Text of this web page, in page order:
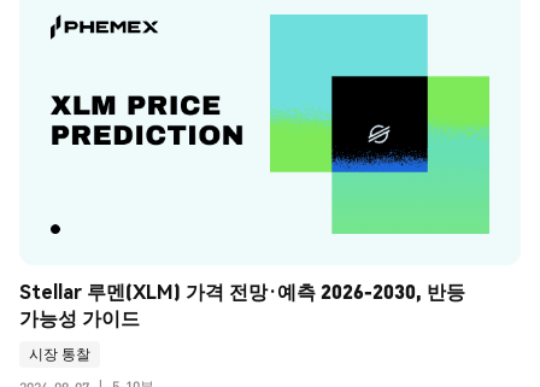
Stellar 루멘(XLM) 가격 전망·예측 2026-2030, 반등
가능성 가이드
시장 통찰